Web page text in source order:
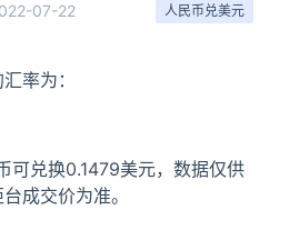
人民币兑美元
07-22
率为：
可兑换0.1479美元，数据仅供
成交价为准。